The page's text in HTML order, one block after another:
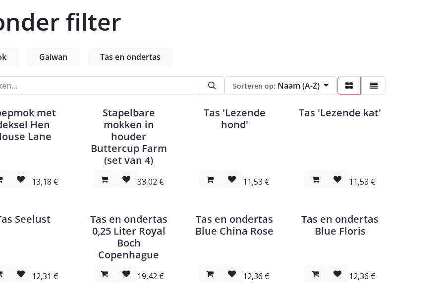
filter
Gaiwan Tas en ondertas
Sorteren op: Naam (A-Z)
met
Hen
Lane
13,18 €
Stapelbare
mokken in
houder
Buttercup Farm
(set van 4)
33,02 €
Tas 'Lezende
hond'
11,53 €
Tas 'Lezende kat'
11,53 €
Seelust
12,31 €
Tas en ondertas
0,25 Liter Royal
Boch
Copenhague
19,42 €
Tas en ondertas
Blue China Rose
12,36 €
Tas en ondertas
Blue Floris
12,36 €